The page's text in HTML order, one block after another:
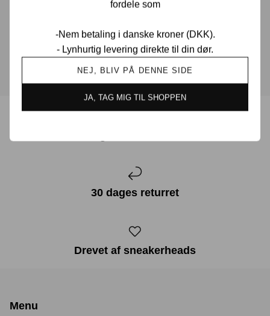
fordele som
-Nem betaling i danske kroner (DKK).
- Lynhurtig levering direkte til din dør.
NEJ, BLIV PÅ DENNE SIDE
JA, TAG MIG TIL SHOPPEN
muligt.
KONTAKT OS
30 dages returret
Drevet af sneakerheads
Menu